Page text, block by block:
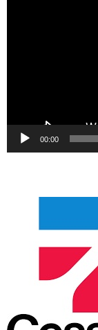
00:00